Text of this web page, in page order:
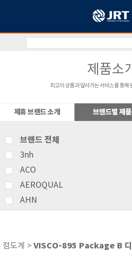
제품소
최고의 상품과 앞서가는 서비스를 통해
제휴 브랜드 소개 브랜드별 제품
브랜드 전체
3nh
ACO
AEROQUAL
AHN
ATAGO
점도계 > VISCO-895 Package B 디